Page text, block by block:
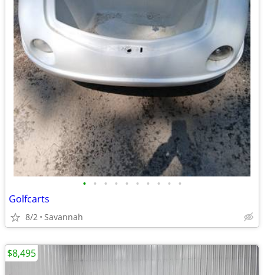
• • • • • • • • • •
Golfcarts
8/2 Savannah
$8,495